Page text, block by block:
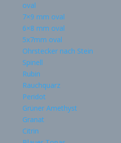
oval
7×9 mm oval
6×8 mm oval
5x7mm oval
Ohrstecker nach Stein
Spinell
Rubin
Rauchquarz
Peridot
Grüner Amethyst
Granat
Citrin